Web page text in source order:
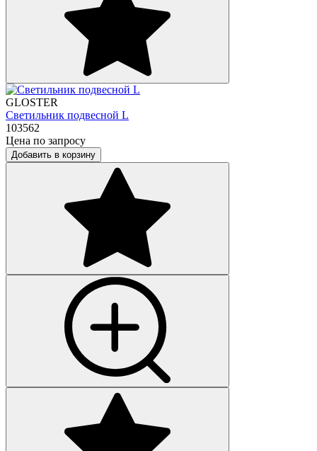
GLOSTER
Светильник подвесной L
103562
Цена по запросу
Добавить в корзину